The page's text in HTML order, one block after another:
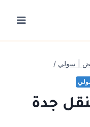
| سولي /
جدة